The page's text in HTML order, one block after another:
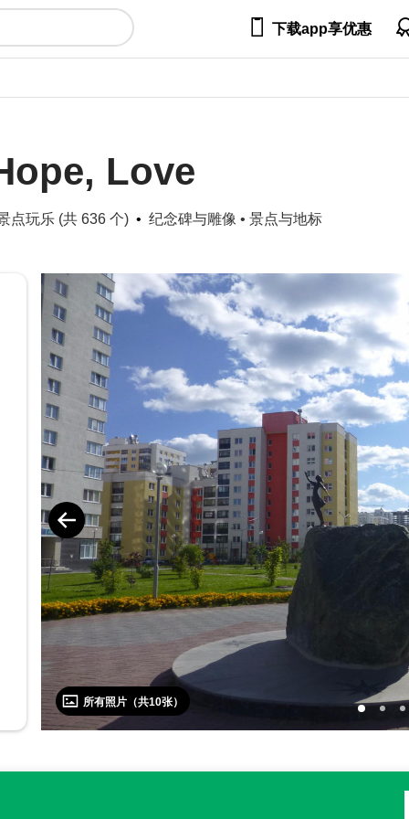
 下载app享优惠
Love
点玩乐 (共 636 个) 纪念碑与雕像 • 景点与地标
所有照片（共10张）